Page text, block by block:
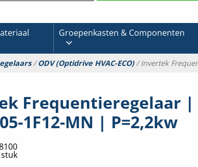
Groepenkasten & Componenten
/ODV (Optidrive HVAC-ECO)/ Invertek
Frequentieregelaar |
1F12-MN | P=2,2kw
stuk